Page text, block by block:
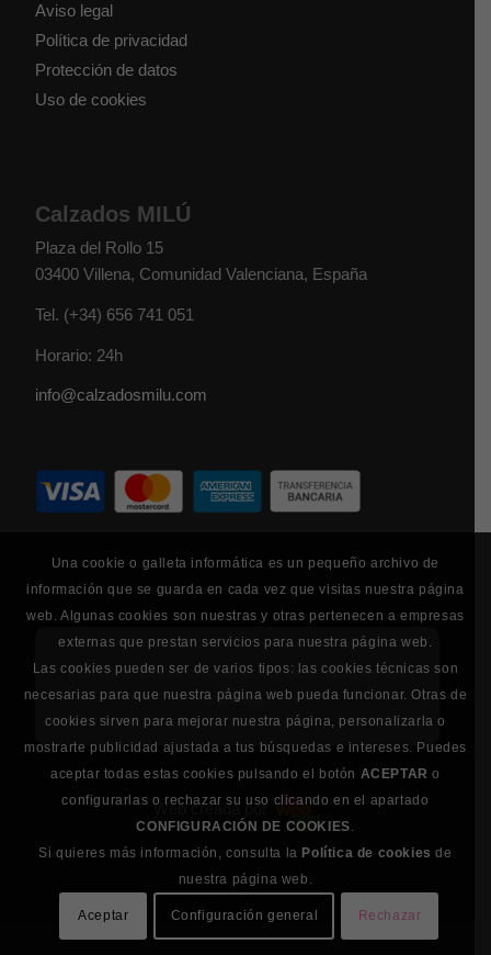
Aviso legal
Política de privacidad
Protección de datos
Uso de cookies
Calzados MILÚ
Plaza del Rollo 15
03400 Villena, Comunidad Valenciana, España
Tel. (+34) 656 741 051
Horario: 24h
info@calzadosmilu.com
Para la correcta visualización, debe aceptar las
cookies.
Web creada por
Una cookie o galleta informática es un pequeño archivo de
información que se guarda en cada vez que visitas nuestra página
web. Algunas cookies son nuestras y otras pertenecen a empresas
externas que prestan servicios para nuestra página web.
Las cookies pueden ser de varios tipos: las cookies técnicas son
necesarias para que nuestra página web pueda funcionar. Otras de
cookies sirven para mejorar nuestra página, personalizarla o
mostrarte publicidad ajustada a tus búsquedas e intereses. Puedes
aceptar todas estas cookies pulsando el botón ACEPTAR o
configurarlas o rechazar su uso clicando en el apartado
CONFIGURACIÓN DE COOKIES.
Si quieres más información, consulta la Política de cookies de
nuestra página web.
Aceptar Configuración general Rechazar